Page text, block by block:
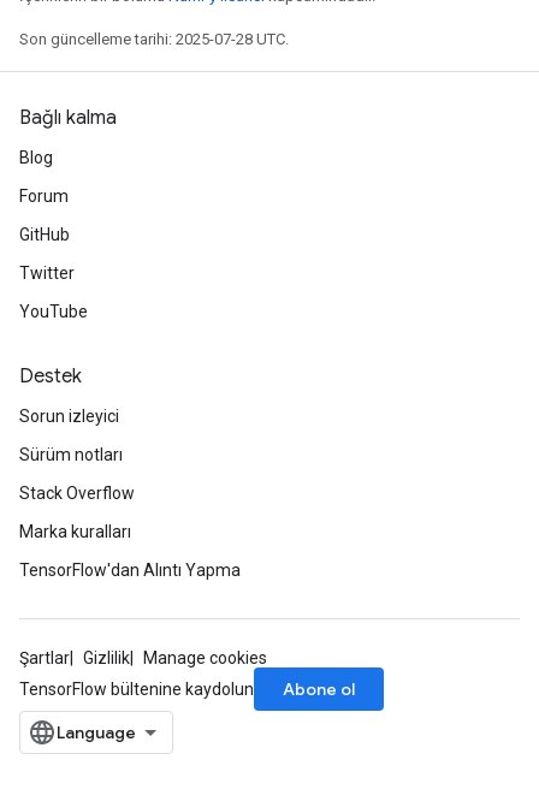
Son güncelleme tarihi: 2025-07-28 UTC.
Bağlı kalma
Blog
Forum
GitHub
Twitter
YouTube
Destek
Sorun izleyici
Sürüm notları
Stack Overflow
Marka kuralları
TensorFlow'dan Alıntı Yapma
Şartlar Gizlilik
Manage cookies
TensorFlow bültenine kaydolun
Abone ol